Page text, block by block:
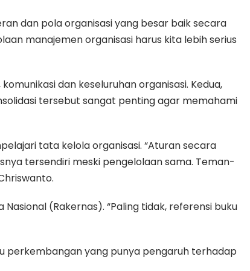
dan pola organisasi yang besar baik secara
manajemen organisasi harus kita lebih serius
dan keseluruhan organisasi. Kedua,
tersebut sangat penting agar memahami
tata kelola organisasi. “Aturan secara
tersendiri meski pengelolaan sama. Teman-
(Rakernas). “Paling tidak, referensi buku
perkembangan yang punya pengaruh terhadap